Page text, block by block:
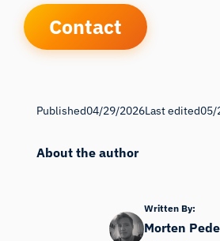
Contact
Published04/29/2026Last edited05/
About the author
Written By:
Morten